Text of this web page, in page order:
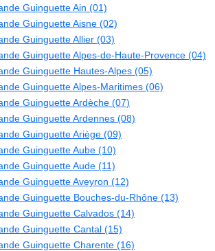
Guinguette Ain (01)
Guinguette Aisne (02)
Guinguette Allier (03)
Guinguette Alpes-de-Haute-Provence (04)
Guinguette Hautes-Alpes (05)
Guinguette Alpes-Maritimes (06)
Guinguette Ardèche (07)
Guinguette Ardennes (08)
Guinguette Ariège (09)
Guinguette Aube (10)
Guinguette Aude (11)
Guinguette Aveyron (12)
Guinguette Bouches-du-Rhône (13)
Guinguette Calvados (14)
Guinguette Cantal (15)
Guinguette Charente (16)